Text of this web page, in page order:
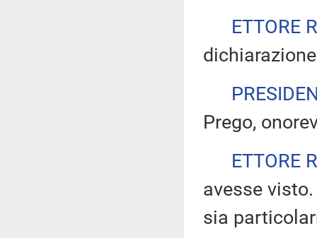
ETTORE
Prego,
ETTORE
avesse
sia